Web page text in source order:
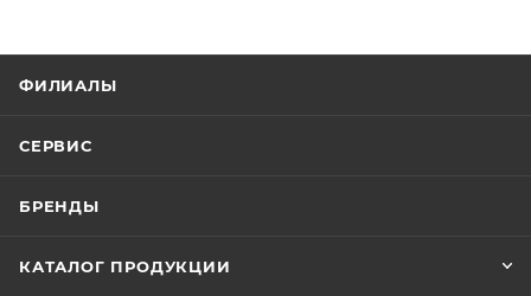
ФИЛИАЛЫ
СЕРВИС
БРЕНДЫ
КАТАЛОГ ПРОДУКЦИИ